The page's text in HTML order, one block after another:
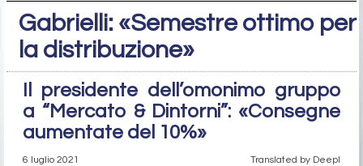
Gabrielli: «Semestre ottimo per
la distribuzione»
Il presidente dell’omonimo gruppo
a “Mercato & Dintorni”: «Consegne
aumentate del 10%»
6 luglio 2021 Translated by Deepl